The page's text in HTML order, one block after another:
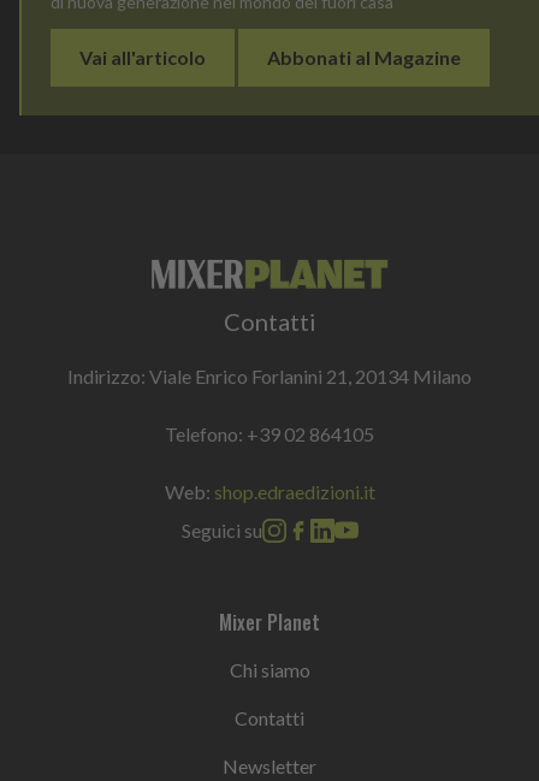
Vai all'articolo Abbonati al Magazine
Contatti
Indirizzo: Viale Enrico Forlanini 21, 20134 Milano
Telefono: +39 02 864105
Web: shop.edraedizioni.it
Seguici su
Mixer Planet
Chi siamo
Contatti
Newsletter